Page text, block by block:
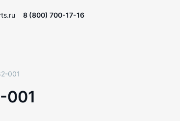
8 (800) 700-17-16
001
001